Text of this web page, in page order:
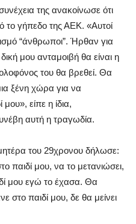
της ανακοίνωσε ότι
το γήπεδο της ΑΕΚ. «Αυτοί
“άνθρωποι”. Ήρθαν για
μου ανταμοιβή θα είναι η
του θα βρεθεί. Θα
ξένη χώρα για να
είπε η ίδια,
αυτή η τραγωδία.
του 29χρονου δήλωσε:
παιδί μου, να το μετανιώσει,
μου εγώ το έχασα. Θα
στο παιδί μου, δε θα μείνει